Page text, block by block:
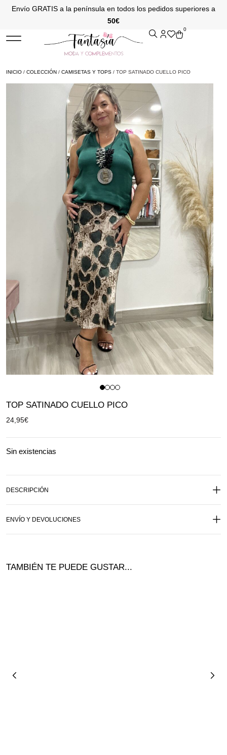
Envío GRATIS a la península en todos los pedidos superiores a
50€
0
INICIO / COLECCIÓN / CAMISETAS Y TOPS / TOP SATINADO CUELLO PICO
TOP SATINADO CUELLO PICO
24,95€
Sin existencias
DESCRIPCIÓN
ENVÍO Y DEVOLUCIONES
TAMBIÉN TE PUEDE GUSTAR...